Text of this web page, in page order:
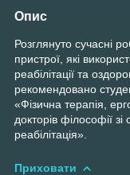
Опис
Розглянуто сучасні
пристрої, які
реабілітації та
рекомендовано
«Фізична терапія,
докторів філософії
реабілітація».
Приховати